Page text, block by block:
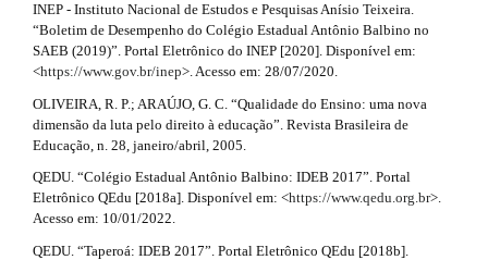
INEP - Instituto Nacional de Estudos e Pesquisas Anísio Teixeira.
“Boletim de Desempenho do Colégio Estadual Antônio Balbino no
SAEB (2019)”. Portal Eletrônico do INEP [2020]. Disponível em:
<https://www.gov.br/inep>. Acesso em: 28/07/2020.
OLIVEIRA, R. P.; ARAÚJO, G. C. “Qualidade do Ensino: uma nova
dimensão da luta pelo direito à educação”. Revista Brasileira de
Educação, n. 28, janeiro/abril, 2005.
QEDU. “Colégio Estadual Antônio Balbino: IDEB 2017”. Portal
Eletrônico QEdu [2018a]. Disponível em: <https://www.qedu.org.br>.
Acesso em: 10/01/2022.
QEDU. “Taperoá: IDEB 2017”. Portal Eletrônico QEdu [2018b].